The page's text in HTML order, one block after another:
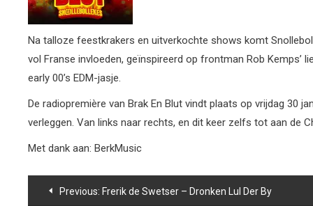
Na talloze feestkrakers en uitverkochte shows komt
vol Franse invloeden, geïnspireerd op frontman Rob Kemps’
early 00’s EDM-jasje.
De radiopremière van Brak En Blut vindt plaats op vrijdag 30
verleggen. Van links naar rechts, en dit keer zelfs tot aan de
Met dank aan: BerkMusic
Bericht
Previous: Frerik de Swetser – Dronken Lul Der By